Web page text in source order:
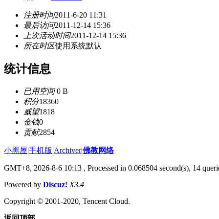
注册时间2011-6-20 11:31
最后访问2011-12-14 15:36
上次活动时间2011-12-14 15:36
所在时区使用系统默认
统计信息
已用空间0 B
积分18360
威望1818
金钱0
贡献2854
小黑屋|手机版|Archiver|佛教网络
GMT+8, 2026-8-6 10:13 , Processed in 0.068504 second(s), 14
Powered by Discuz! X3.4
Copyright © 2001-2020, Tencent Cloud.